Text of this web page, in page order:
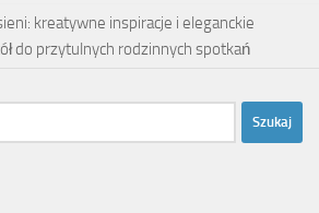
kreatywne inspiracje i eleganckie
do przytulnych rodzinnych spotkań